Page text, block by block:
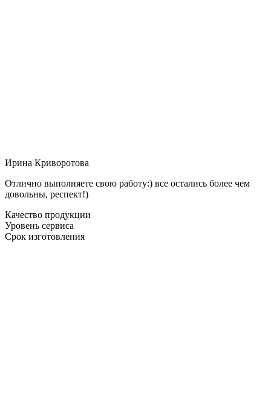
Ирина Криворотова
Отлично выполняете свою работу:) все остались более чем
довольны, респект!)
Качество продукции
Уровень сервиса
Срок изготовления